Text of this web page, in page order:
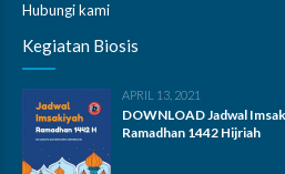
Hubungi kami
Kegiatan Biosis
APRIL 13, 2021
DOWNLOAD Jadwal
Ramadhan 1442 Hijriah